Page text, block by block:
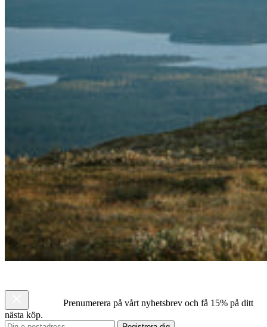
Prenumerera på vårt nyhetsbrev och få 15% på ditt
nästa köp.